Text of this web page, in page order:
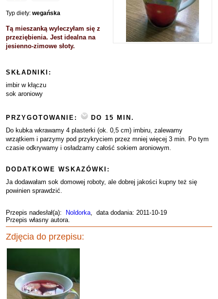
Typ diety: wegańska
Tą mieszanką wyleczyłam się z
przeziębienia. Jest idealna na
jesienno-zimowe słoty.
SKŁADNIKI:
imbir w kłączu
sok aroniowy
PRZYGOTOWANIE:
DO 15 MIN.
Do kubka wkrawamy 4 plasterki (ok. 0,5 cm) imbiru, zalewamy
wrzątkiem i parzymy pod przykryciem przez mniej więcej 3 min. Po tym
czasie odkrywamy i osładzamy całość sokiem aroniowym.
DODATKOWE WSKAZÓWKI:
Ja dodawałam sok domowej roboty, ale dobrej jakości kupny też się
powinien sprawdzić.
Przepis nadesłał(a): Noldorka, data dodania: 2011-10-19
Przepis własny autora.
Zdjęcia do przepisu: